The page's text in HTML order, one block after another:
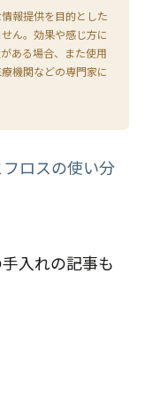
報提供を目的とした
ん。効果や感じ方に
ある場合、また使用
機関などの専門家に
ロスの使い分
入れの記事も